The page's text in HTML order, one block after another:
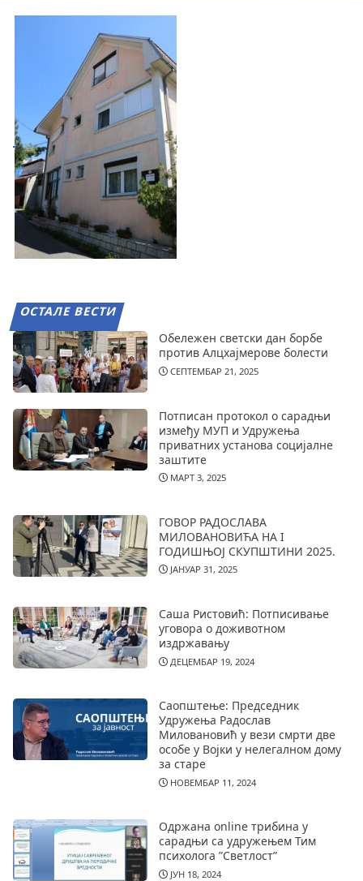
ОСТАЛЕ ВЕСТИ
Обележен светски дан борбе
против Алцхајмерове болести
СЕПТЕМБАР 21, 2025
Потписан протокол о сарадњи
између МУП и Удружења
приватних установа социјалне
заштите
МАРТ 3, 2025
ГОВОР РАДОСЛАВА
МИЛОВАНОВИЋА НА I
ГОДИШЊОЈ СКУПШТИНИ 2025.
ЈАНУАР 31, 2025
Саша Ристовић: Потписивање
уговора о доживотном
издржавању
ДЕЦЕМБАР 19, 2024
Саопштење: Председник
Удружења Радослав
Миловановић у вези смрти две
особе у Војки у нелегалном дому
за старе
НОВЕМБАР 11, 2024
Одржана online трибина у
сарадњи са удружењем Тим
психолога ”Светлост”
ЈУН 18, 2024